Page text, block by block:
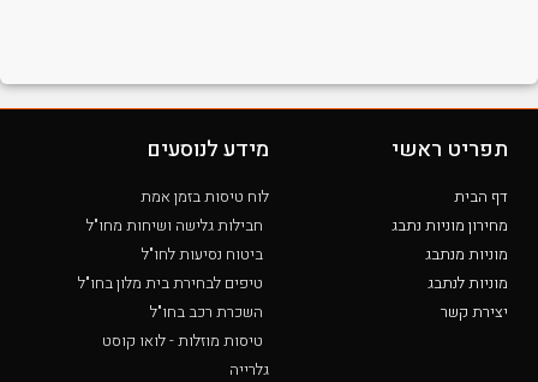
תפריט ראשי
דף הבית
מחירון מוניות נתבג
מוניות מנתבג
מוניות לנתבג
יצירת קשר
מידע לנוסעים
לוח טיסות בזמן אמת
חבילות גלישה ושיחות מחו"ל
ביטוח נסיעות לחו"ל
טיפים לבחירת בית מלון בחו"ל
השכרת רכב בחו"ל
טיסות מוזלות - לואו קוסט
גלרייה